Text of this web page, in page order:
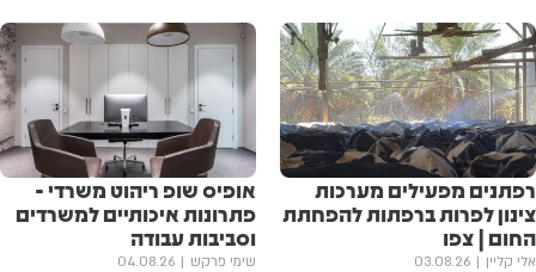
רפתנים מפעילים מערכות
צינון לפרות ברפתות להפחתת
החום | צפו
אלי קליין 03.08.26
אופיס שופ ריהוט משרדי -
פתרונות איכותיים למשרדים
וסביבות עבודה
שימי פרקש 04.08.26